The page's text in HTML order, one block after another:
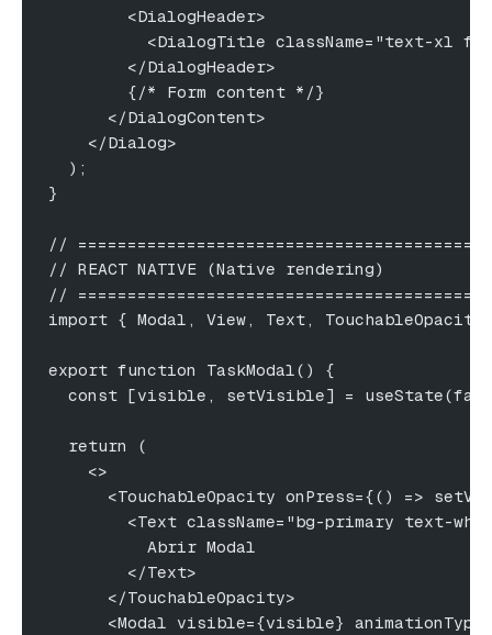
        <DialogHeader>
<DialogTitle className="text-xl
        </DialogHeader>
        {/* Form content */}
      </DialogContent>
    </Dialog>
  );
}
//
// REACT NATIVE (Native rendering)
//
import { Modal, View, Text,
export function TaskModal() {
const [visible, setVisible] =
  return (
    <>
<TouchableOpacity onPress={() =>
<Text className="bg-primary text-
          Abrir Modal
        </Text>
      </TouchableOpacity>
<Modal visible={visible}